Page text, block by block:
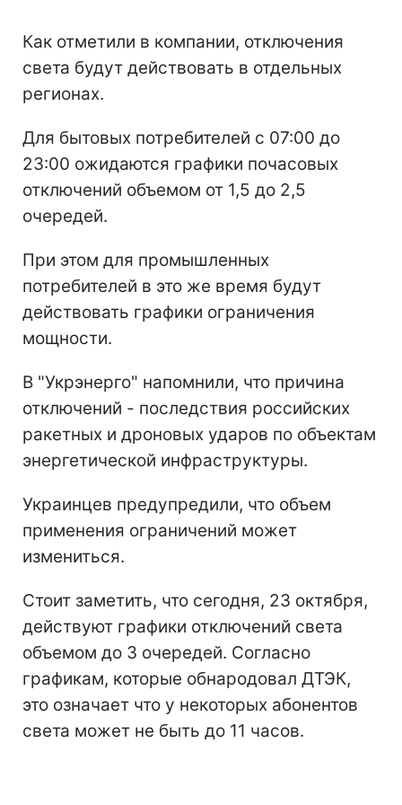
Как отметили в компании, отключения
света будут действовать в отдельных
регионах.
Для бытовых потребителей с 07:00 до
23:00 ожидаются графики почасовых
отключений объемом от 1,5 до 2,5
очередей.
При этом для промышленных
потребителей в это же время будут
действовать графики ограничения
мощности.
В "Укрэнерго" напомнили, что причина
отключений - последствия российских
ракетных и дроновых ударов по объектам
энергетической инфраструктуры.
Украинцев предупредили, что объем
применения ограничений может
измениться.
Стоит заметить, что сегодня, 23 октября,
действуют графики отключений света
объемом до 3 очередей. Согласно
графикам, которые обнародовал ДТЭК,
это означает что у некоторых абонентов
света может не быть до 11 часов.